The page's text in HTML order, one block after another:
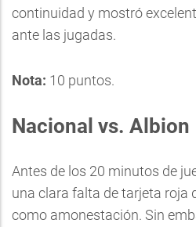
continuidad y mostró
ante las jugadas.
Nota: 10 puntos.
Nacional vs. Albion
Antes de los 20 minutos de
una clara falta de tarjeta roja
como amonestación. Sin